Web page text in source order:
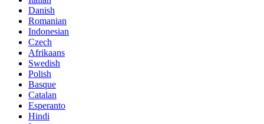
Danish
Romanian
Indonesian
Czech
Afrikaans
Swedish
Polish
Basque
Catalan
Esperanto
Hindi